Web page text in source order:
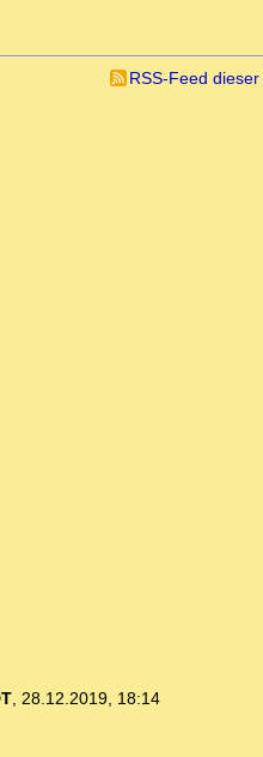
RSS-Feed
, 28.12.2019, 18:14